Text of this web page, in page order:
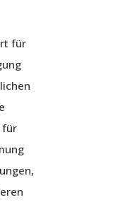
für
für